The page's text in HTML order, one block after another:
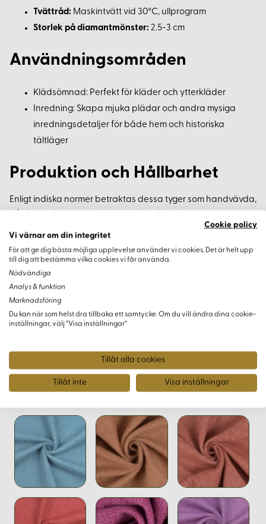
Tvättråd: Maskintvätt vid 30°C, ullprogram
Storlek på diamantmönster: 2.5-3 cm
Användningsområden
Klädsömnad: Perfekt för kläder och ytterkläder
Inredning: Skapa mjuka plädar och andra mysiga
inredningsdetaljer för både hem och historiska
tältläger
Produktion och Hållbarhet
Enligt indiska normer betraktas dessa tyger som handvävda,
manuellt. Korps säkrar att våra väverier i Indien följer strikta
etiska och miljövänliga riktlinjer, utan barnarbete, och vi
arbetar ständigt för att upprätthålla de bästa möjliga
arbetsvillkoren.
Beställningsinformation
Minsta köpmängd är 0,5 meter.
Varianter
Cookie policy
Vi värnar om din integritet
För att ge dig bästa möjliga upplevelse använder vi cookies. Det är helt upp
till dig att bestämma vilka cookies vi får använda.
Nödvändiga
Analys & funktion
Marknadsföring
Du kan när som helst dra tillbaka ett samtycke. Om du vill ändra dina cookie-
inställningar, välj “Visa inställningar”
Tillåt alla cookies
Tillåt inte Visa inställningar